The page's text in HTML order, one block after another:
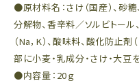
●原材料名：さけ（国産）、砂
分解物、香辛料／ソルビトール
（Na，K）、酸味料、酸化防止剤
部に小麦・乳成分・さけ・大豆
●内容量：20ｇ